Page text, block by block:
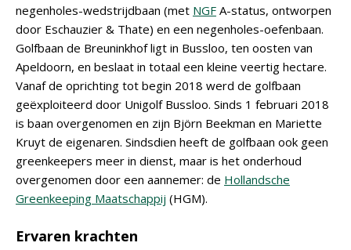
negenholes-wedstrijdbaan (met NGF A-status, ontworpen
door Eschauzier & Thate) en een negenholes-oefenbaan.
Golfbaan de Breuninkhof ligt in Bussloo, ten oosten van
Apeldoorn, en beslaat in totaal een kleine veertig hectare.
Vanaf de oprichting tot begin 2018 werd de golfbaan
geëxploiteerd door Unigolf Bussloo. Sinds 1 februari 2018
is baan overgenomen en zijn Björn Beekman en Mariette
Kruyt de eigenaren. Sindsdien heeft de golfbaan ook geen
greenkeepers meer in dienst, maar is het onderhoud
overgenomen door een aannemer: de Hollandsche
Greenkeeping Maatschappij (HGM).
Ervaren krachten